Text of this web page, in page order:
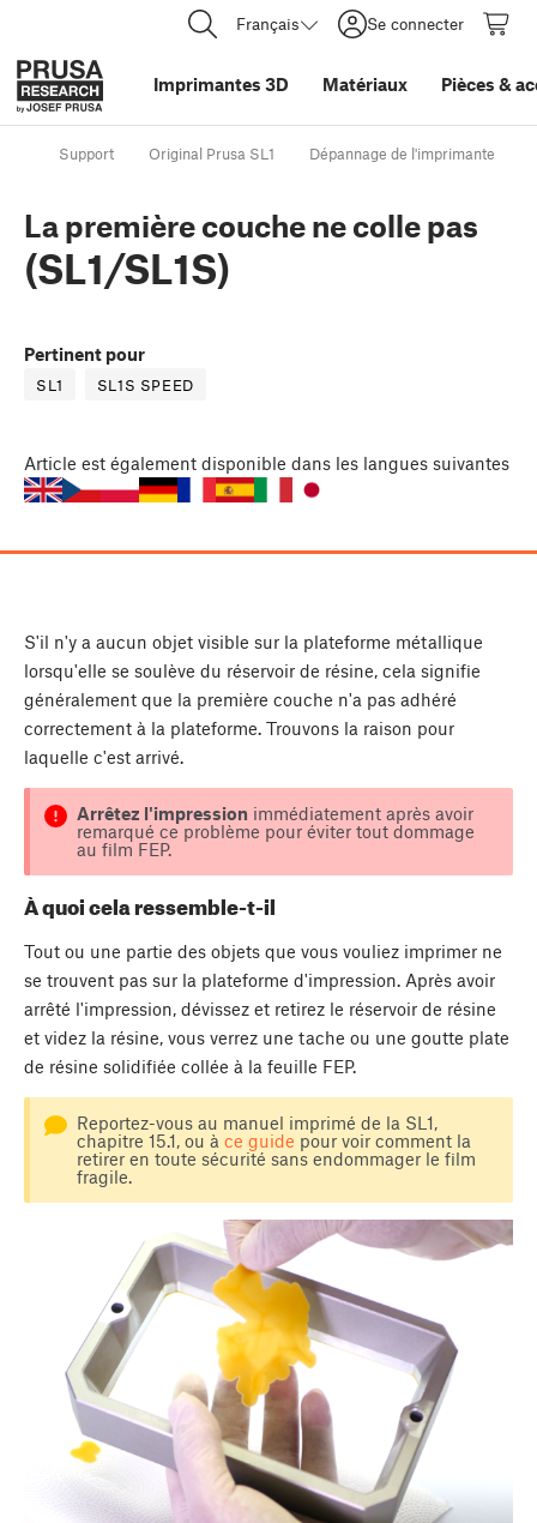
Français Se connecter
Imprimantes 3D Matériaux Pièces &
Support Original Prusa SL1 Dépannage de l'imprimante
La première couche ne colle pas
(SL1/SL1S)
Pertinent pour
SL1 SL1S SPEED
Article est également disponible dans les langues suivantes
S'il n'y a aucun objet visible sur la plateforme métallique
lorsqu'elle se soulève du réservoir de résine, cela signifie
généralement que la première couche n'a pas adhéré
correctement à la plateforme. Trouvons la raison pour
laquelle c'est arrivé.
Arrêtez l'impression immédiatement après avoir
remarqué ce problème pour éviter tout dommage
au film FEP.
À quoi cela ressemble-t-il
Tout ou une partie des objets que vous vouliez imprimer ne
se trouvent pas sur la plateforme d'impression. Après avoir
arrêté l'impression, dévissez et retirez le réservoir de résine
et videz la résine, vous verrez une tache ou une goutte plate
de résine solidifiée collée à la feuille FEP.
Reportez-vous au manuel imprimé de la SL1,
chapitre 15.1, ou à ce guide pour voir comment la
retirer en toute sécurité sans endommager le film
fragile.